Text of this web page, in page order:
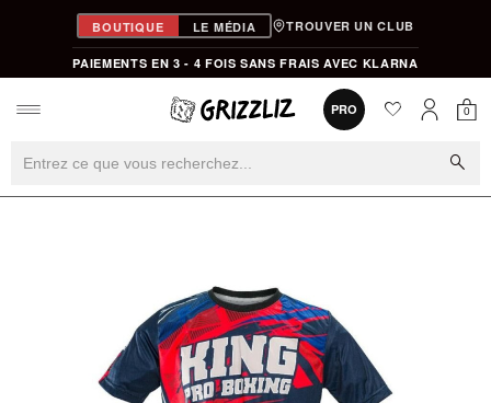
BOUTIQUE LE MÉDIA TROUVER UN CLUB
PAIEMENTS EN 3 - 4 FOIS SANS FRAIS AVEC KLARNA
PRO favorite0
0
search